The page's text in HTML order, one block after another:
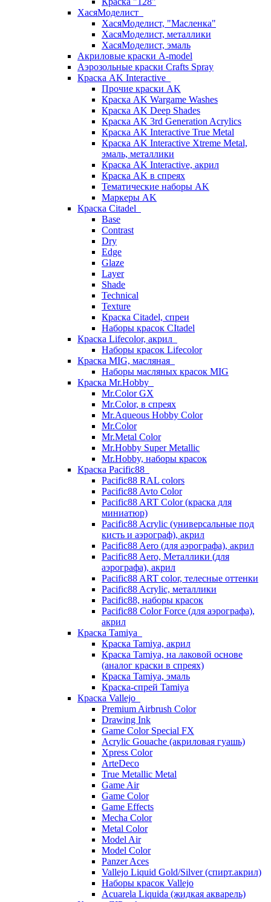
ХасяМоделист
ХасяМоделист, "Масленка"
ХасяМоделист, металлики
ХасяМоделист, эмаль
Акриловые краски A-model
Аэрозольные краски Crafts Spray
Краска AK Interactive
Прочие краски AK
Краска AK Wargame Washes
Краска AK Deep Shades
Краска AK 3rd Generation Acrylics
Краска AK Interactive True Metal
Краска AK Interactive Xtreme Metal,
эмаль, металлики
Краска AK Interactive, акрил
Краска AK в спреях
Тематические наборы AK
Маркеры AK
Краска Citadel
Base
Contrast
Dry
Edge
Glaze
Layer
Shade
Technical
Texture
Краска Citadel, спреи
Наборы красок CItadel
Краска Lifecolor, акрил
Наборы красок Lifecolor
Краска MIG, масляная
Наборы масляных красок MIG
Краска Mr.Hobby
Mr.Color GX
Mr.Color, в спреях
Mr.Aqueous Hobby Color
Mr.Color
Mr.Metal Color
Mr.Hobby Super Metallic
Mr.Hobby, наборы красок
Краска Pacific88
Pacific88 RAL colors
Pacific88 Avto Color
Pacific88 ART Color (краска для
миниатюр)
Pacific88 Acrylic (универсальные под
кисть и аэрограф), акрил
Pacific88 Aero (для аэрографа), акрил
Pacific88 Aero, Металлики (для
аэрографа), акрил
Pacific88 ART color, телесные оттенки
Pacific88 Acrylic, металлики
Pacific88, наборы красок
Pacific88 Color Force (для аэрографа),
акрил
Краска Tamiya
Краска Tamiya, акрил
Краска Tamiya, на лаковой основе
(аналог краски в спреях)
Краска Tamiya, эмаль
Краска-спрей Tamiya
Краска Vallejo
Premium Airbrush Color
Drawing Ink
Game Color Special FX
Acrylic Gouache (акриловая гуашь)
Xpress Color
ArteDeco
True Metallic Metal
Game Air
Game Color
Game Effects
Mecha Color
Metal Color
Model Air
Model Color
Panzer Aces
Vallejo Liquid Gold/Silver (спирт.акрил)
Наборы красок Vallejo
Acuarela Liquida (жидкая акварель)